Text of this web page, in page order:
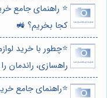
کجا بخریم؟ 🚜
⭐️چطور با خرید
راهسازی، راندمان
⭐️راهنمای جامع